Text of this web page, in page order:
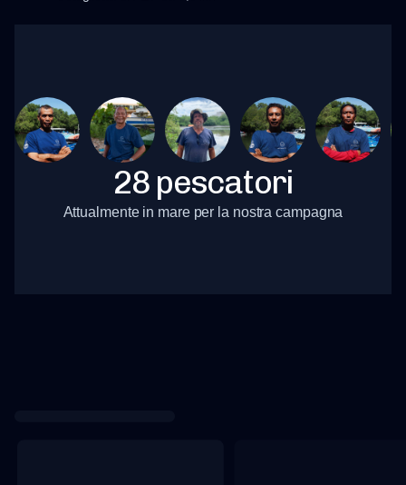
28 pescatori
Attualmente in mare per la nostra campagna